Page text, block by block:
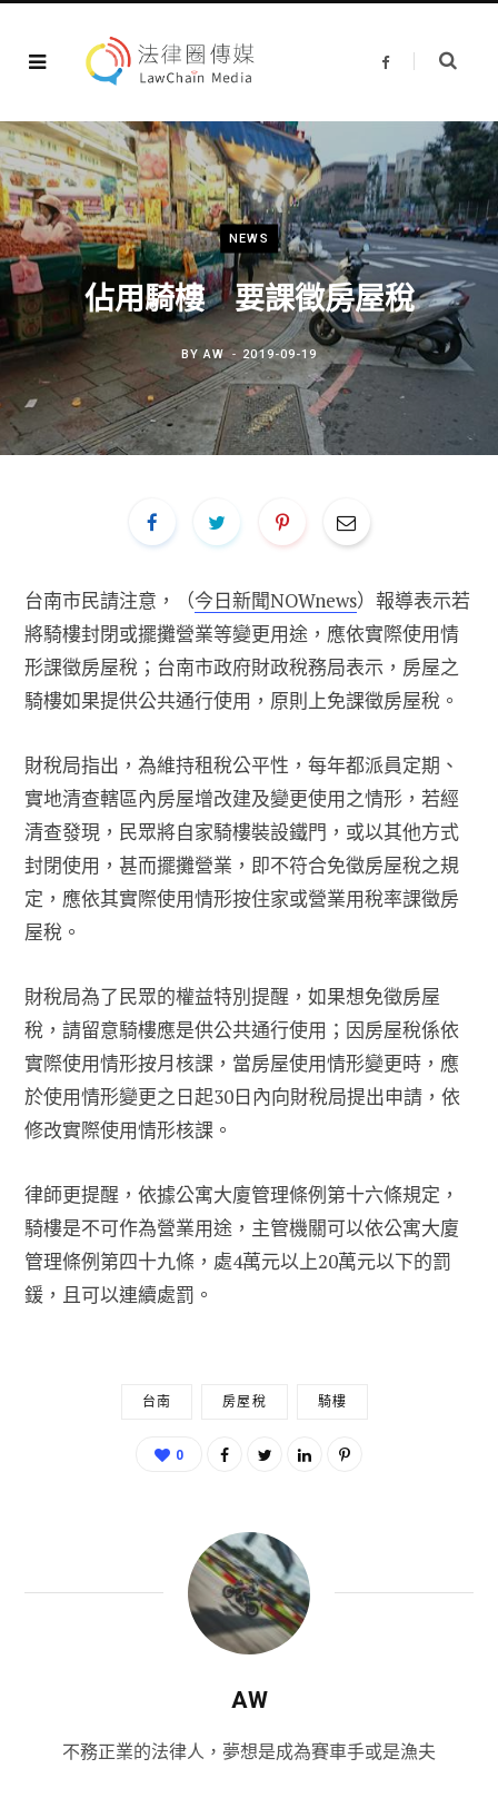
F
b
k
NEWS
佔用騎樓 要課徵房屋稅
BY AW 2019-09-19
台南市民請注意，（今日新聞NOWnews）報導表示若
將騎樓封閉或擺攤營業等變更用途，應依實際使用情
形課徵房屋稅；台南市政府財政稅務局表示，房屋之
騎樓如果提供公共通行使用，原則上免課徵房屋稅。
財稅局指出，為維持租稅公平性，每年都派員定期、
實地清查轄區內房屋增改建及變更使用之情形，若經
清查發現，民眾將自家騎樓裝設鐵門，或以其他方式
封閉使用，甚而擺攤營業，即不符合免徵房屋稅之規
定，應依其實際使用情形按住家或營業用稅率課徵房
屋稅。
財稅局為了民眾的權益特別提醒，如果想免徵房屋
稅，請留意騎樓應是供公共通行使用；因房屋稅係依
實際使用情形按月核課，當房屋使用情形變更時，應
於使用情形變更之日起30日內向財稅局提出申請，依
修改實際使用情形核課。
律師更提醒，依據公寓大廈管理條例第十六條規定，
騎樓是不可作為營業用途，主管機關可以依公寓大廈
管理條例第四十九條，處4萬元以上20萬元以下的罰
鍰，且可以連續處罰。
台南 房屋稅 騎樓
0
AW
不務正業的法律人，夢想是成為賽車手或是漁夫